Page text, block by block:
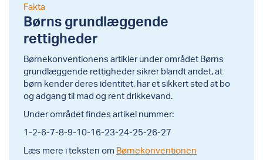
Fakta
Børns grundlæggende
rettigheder
Børnekonventionens artikler under området Børns
grundlæggende rettigheder sikrer blandt andet, at
børn kender deres identitet, har et sikkert sted at bo
og adgang til mad og rent drikkevand.
Under området findes artikel nummer:
1-2-6-7-8-9-10-16-23-24-25-26-27
Læs mere i teksten om Børnekonventionen